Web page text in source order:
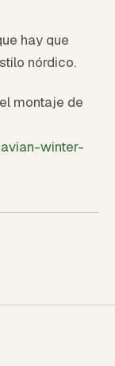
hay que
nórdico.
montaje de
winter-